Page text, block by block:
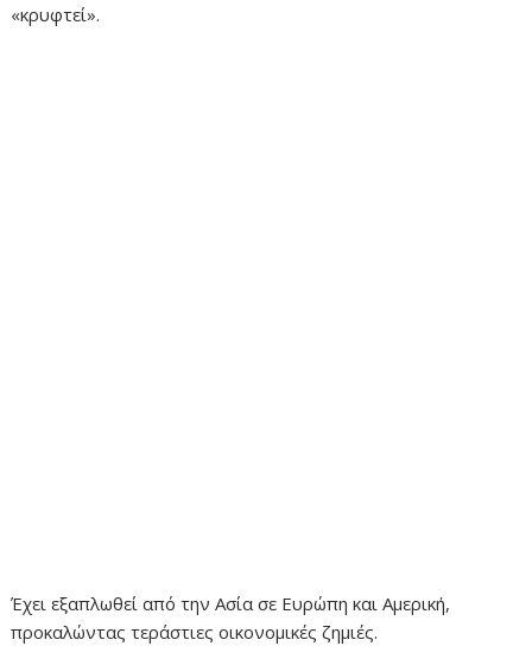
«κρυφτεί».
Έχει εξαπλωθεί από την Ασία σε Ευρώπη και Αμερική,
προκαλώντας τεράστιες οικονομικές ζημιές.